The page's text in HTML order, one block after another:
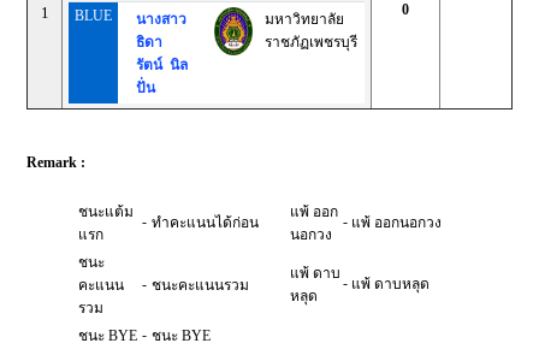
1 BLUE
นางสาว
ธิดา
รัตน์ นิล
ปั่น
มหาวิทยาลัย
ราชภัฏเพชรบุรี
0
Remark :
ชนะแต้ม
แรก
- ทำคะแนนได้ก่อน
แพ้ ออก
นอกวง
- แพ้ ออกนอกวง
ชนะ
คะแนน
รวม
- ชนะคะแนนรวม
แพ้ ดาบ
หลุด
- แพ้ ดาบหลุด
ชนะ BYE - ชนะ BYE